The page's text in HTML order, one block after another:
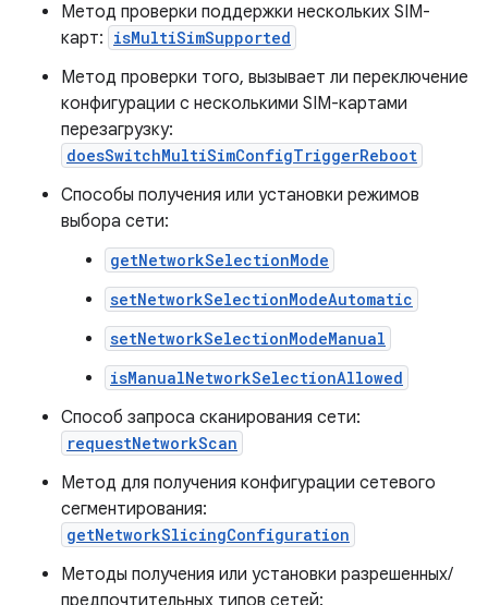
Метод проверки поддержки нескольких SIM-
карт: isMultiSimSupported
Метод проверки того, вызывает ли переключение
конфигурации с несколькими SIM-картами
перезагрузку:
doesSwitchMultiSimConfigTriggerReboot
Способы получения или установки режимов
выбора сети:
getNetworkSelectionMode
setNetworkSelectionModeAutomatic
setNetworkSelectionModeManual
isManualNetworkSelectionAllowed
Способ запроса сканирования сети:
requestNetworkScan
Метод для получения конфигурации сетевого
сегментирования:
getNetworkSlicingConfiguration
Методы получения или установки разрешенных/
предпочтительных типов сетей: